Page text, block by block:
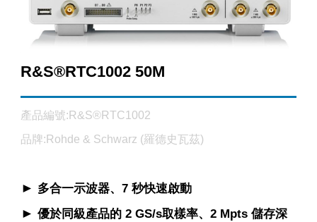
R&S®RTC1002 50M
產品編號:R&S®RTC1002
品牌:Rohde & Schwarz (羅德史瓦茲)
► 多合一示波器、7 秒快速啟動
►優於同級產品的 2 GS/s取樣率、2 Mpts 儲存深